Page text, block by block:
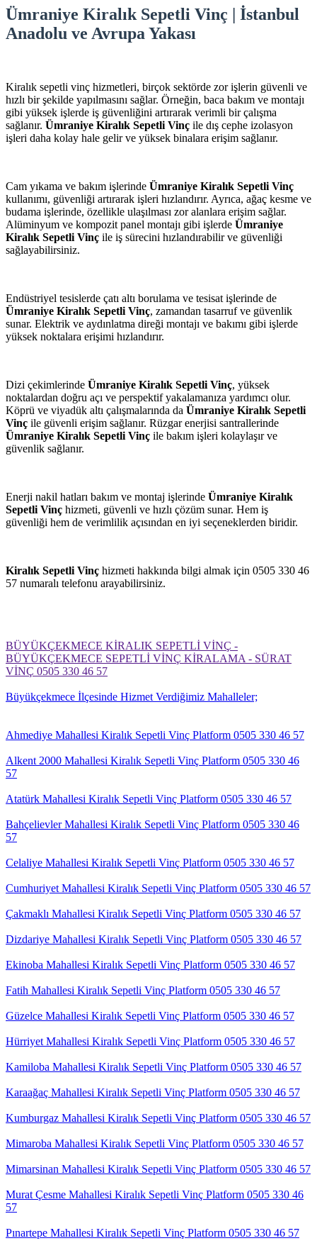
Ümraniye Kiralık Sepetli Vinç | İstanbul
Anadolu ve Avrupa Yakası
Kiralık sepetli vinç hizmetleri, birçok sektörde zor işlerin güvenli ve
hızlı bir şekilde yapılmasını sağlar. Örneğin, baca bakım ve montajı
gibi yüksek işlerde iş güvenliğini artırarak verimli bir çalışma
sağlanır. Ümraniye Kiralık Sepetli Vinç ile dış cephe izolasyon
işleri daha kolay hale gelir ve yüksek binalara erişim sağlanır.
Cam yıkama ve bakım işlerinde Ümraniye Kiralık Sepetli Vinç
kullanımı, güvenliği artırarak işleri hızlandırır. Ayrıca, ağaç kesme ve
budama işlerinde, özellikle ulaşılması zor alanlara erişim sağlar.
Alüminyum ve kompozit panel montajı gibi işlerde Ümraniye
Kiralık Sepetli Vinç ile iş sürecini hızlandırabilir ve güvenliği
sağlayabilirsiniz.
Endüstriyel tesislerde çatı altı borulama ve tesisat işlerinde de
Ümraniye Kiralık Sepetli Vinç, zamandan tasarruf ve güvenlik
sunar. Elektrik ve aydınlatma direği montajı ve bakımı gibi işlerde
yüksek noktalara erişimi hızlandırır.
Dizi çekimlerinde Ümraniye Kiralık Sepetli Vinç, yüksek
noktalardan doğru açı ve perspektif yakalamanıza yardımcı olur.
Köprü ve viyadük altı çalışmalarında da Ümraniye Kiralık Sepetli
Vinç ile güvenli erişim sağlanır. Rüzgar enerjisi santrallerinde
Ümraniye Kiralık Sepetli Vinç ile bakım işleri kolaylaşır ve
güvenlik sağlanır.
Enerji nakil hatları bakım ve montaj işlerinde Ümraniye Kiralık
Sepetli Vinç hizmeti, güvenli ve hızlı çözüm sunar. Hem iş
güvenliği hem de verimlilik açısından en iyi seçeneklerden biridir.
Kiralık Sepetli Vinç hizmeti hakkında bilgi almak için 0505 330 46
57 numaralı telefonu arayabilirsiniz.
BÜYÜKÇEKMECE KİRALIK SEPETLİ VİNÇ -
BÜYÜKÇEKMECE SEPETLİ VİNÇ KİRALAMA - SÜRAT
VİNÇ 0505 330 46 57
Büyükçekmece İlçesinde Hizmet Verdiğimiz Mahalleler;
Ahmediye Mahallesi Kiralık Sepetli Vinç Platform 0505 330 46 57
Alkent 2000 Mahallesi Kiralık Sepetli Vinç Platform 0505 330 46
57
Atatürk Mahallesi Kiralık Sepetli Vinç Platform 0505 330 46 57
Bahçelievler Mahallesi Kiralık Sepetli Vinç Platform 0505 330 46
57
Celaliye Mahallesi Kiralık Sepetli Vinç Platform 0505 330 46 57
Cumhuriyet Mahallesi Kiralık Sepetli Vinç Platform 0505 330 46 57
Çakmaklı Mahallesi Kiralık Sepetli Vinç Platform 0505 330 46 57
Dizdariye Mahallesi Kiralık Sepetli Vinç Platform 0505 330 46 57
Ekinoba Mahallesi Kiralık Sepetli Vinç Platform 0505 330 46 57
Fatih Mahallesi Kiralık Sepetli Vinç Platform 0505 330 46 57
Güzelce Mahallesi Kiralık Sepetli Vinç Platform 0505 330 46 57
Hürriyet Mahallesi Kiralık Sepetli Vinç Platform 0505 330 46 57
Kamiloba Mahallesi Kiralık Sepetli Vinç Platform 0505 330 46 57
Karaağaç Mahallesi Kiralık Sepetli Vinç Platform 0505 330 46 57
Kumburgaz Mahallesi Kiralık Sepetli Vinç Platform 0505 330 46 57
Mimaroba Mahallesi Kiralık Sepetli Vinç Platform 0505 330 46 57
Mimarsinan Mahallesi Kiralık Sepetli Vinç Platform 0505 330 46 57
Murat Çesme Mahallesi Kiralık Sepetli Vinç Platform 0505 330 46
57
Pınartepe Mahallesi Kiralık Sepetli Vinç Platform 0505 330 46 57